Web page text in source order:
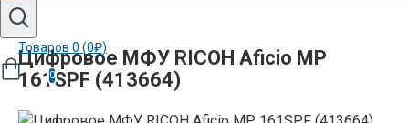
Товаров 0 (0₽)
0
Цифровое МФУ RICOH Aficio MP
161SPF (413664)